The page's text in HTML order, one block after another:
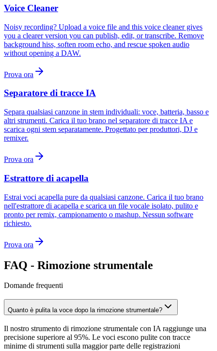
Voice Cleaner
Noisy recording? Upload a voice file and this voice cleaner gives
you a clearer version you can publish, edit, or transcribe. Remove
background hiss, soften room echo, and rescue spoken audio
without opening a DAW.
Prova ora
Separatore di tracce IA
Separa qualsiasi canzone in stem individuali: voce, batteria, basso e
altri strumenti. Carica il tuo brano nel separatore di tracce IA e
scarica ogni stem separatamente. Progettato per produttori, DJ e
remixer.
Prova ora
Estrattore di acapella
Estrai voci acapella pure da qualsiasi canzone. Carica il tuo brano
nell'estrattore di acapella e scarica un file vocale isolato, pulito e
pronto per remix, campionamento o mashup. Nessun software
richiesto.
Prova ora
FAQ - Rimozione strumentale
Domande frequenti
Quanto è pulita la voce dopo la rimozione strumentale?
Il nostro strumento di rimozione strumentale con IA raggiunge una
precisione superiore al 95%. Le voci escono pulite con tracce
minime di strumenti sulla maggior parte delle registrazioni